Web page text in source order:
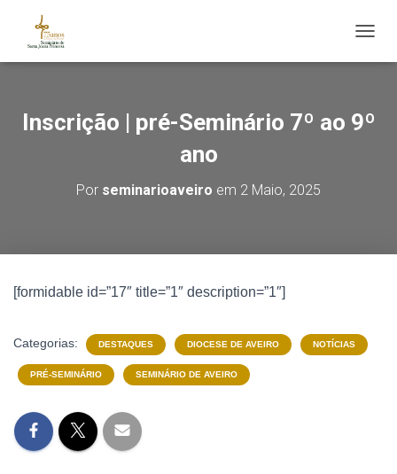
Inscrição | pré-Seminário 7º ao 9º
ano
Por seminarioaveiro em 2 Maio, 2025
[formidable id=”17″ title=”1″ description=”1″]
Categorias: DESTAQUES DIOCESE DE AVEIRO NOTÍCIAS
PRÉ-SEMINÁRIO SEMINÁRIO DE AVEIRO